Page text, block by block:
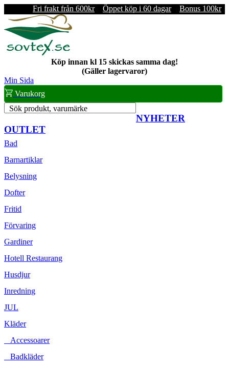
Fri frakt från 600kr Öppet köp i 60 dagar Bonus 100kr
Köp innan kl 15 skickas samma dag!
(Gäller lagervaror)
Min Sida
Varukorg
Sök produkt, varumärke
NYHETER
OUTLET
Bad
Barnartiklar
Belysning
Dofter
Fritid
Förvaring
Gardiner
Hotell Restaurang
Husdjur
Inredning
JUL
Kläder
Accessoarer
Badkläder